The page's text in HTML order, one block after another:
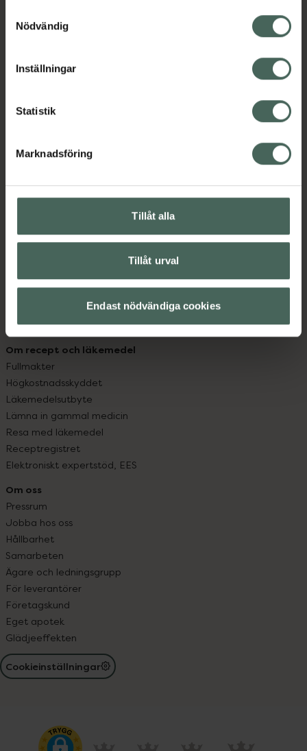
återkalla ditt samtycke via webbplatsens
cookieinställningar. Ett återkallat samtycke påverkar inte
lagligheten av behandling som skett innan återkallelsen.
Nödvändig
Inställningar
Statistik
Marknadsföring
Tillåt alla
Tillåt urval
Endast nödvändiga cookies
Kronans Apotek finns här för dig. Du hittar oss från Skåne i
datorn. Oavsett vem du är så är det vårt uppdrag att
hjälpa just dig att må lite bättre. Välkommen att prata
Handla tryggt
Leverans, betalning och retur
Sajtens tillgänglighet
Köpvillkor
Om recept och läkemedel
Fullmakter
Högkostnadsskyddet
Läkemedelsutbyte
Lämna in gammal medicin
Resa med läkemedel
Receptregistret
Elektroniskt expertstöd, EES
Om oss
Pressrum
Jobba hos oss
Hållbarhet
Samarbeten
Ägare och ledningsgrupp
För leverantörer
Företagskund
Eget apotek
Glädjeeffekten
Cookieinställningar